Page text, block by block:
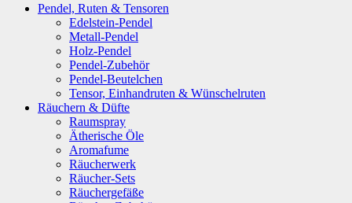
Pendel, Ruten & Tensoren
Edelstein-Pendel
Metall-Pendel
Holz-Pendel
Pendel-Zubehör
Pendel-Beutelchen
Tensor, Einhandruten & Wünschelruten
Räuchern & Düfte
Raumspray
Ätherische Öle
Aromafume
Räucherwerk
Räucher-Sets
Räuchergefäße